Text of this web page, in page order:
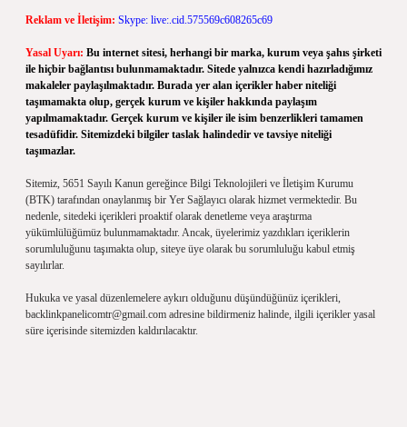
Reklam ve İletişim: Skype: live:.cid.575569c608265c69
Yasal Uyarı: Bu internet sitesi, herhangi bir marka, kurum veya şahıs şirketi
ile hiçbir bağlantısı bulunmamaktadır. Sitede yalnızca kendi hazırladığımız
makaleler paylaşılmaktadır. Burada yer alan içerikler haber niteliği
taşımamakta olup, gerçek kurum ve kişiler hakkında paylaşım
yapılmamaktadır. Gerçek kurum ve kişiler ile isim benzerlikleri tamamen
tesadüfidir. Sitemizdeki bilgiler taslak halindedir ve tavsiye niteliği
taşımazlar.
Sitemiz, 5651 Sayılı Kanun gereğince Bilgi Teknolojileri ve İletişim Kurumu
(BTK) tarafından onaylanmış bir Yer Sağlayıcı olarak hizmet vermektedir. Bu
nedenle, sitedeki içerikleri proaktif olarak denetleme veya araştırma
yükümlülüğümüz bulunmamaktadır. Ancak, üyelerimiz yazdıkları içeriklerin
sorumluluğunu taşımakta olup, siteye üye olarak bu sorumluluğu kabul etmiş
sayılırlar.
Hukuka ve yasal düzenlemelere aykırı olduğunu düşündüğünüz içerikleri,
backlinkpanelicomtr@gmail.com adresine bildirmeniz halinde, ilgili içerikler yasal
süre içerisinde sitemizden kaldırılacaktır.